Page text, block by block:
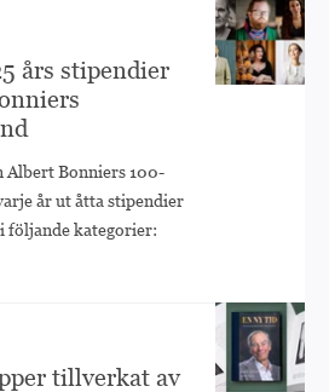
års stipendier
Albert Bonniers 100-
år ut åtta stipendier
följande kategorier:
tillverkat av